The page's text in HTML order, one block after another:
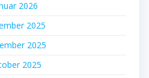
2026
2025
2025
2025